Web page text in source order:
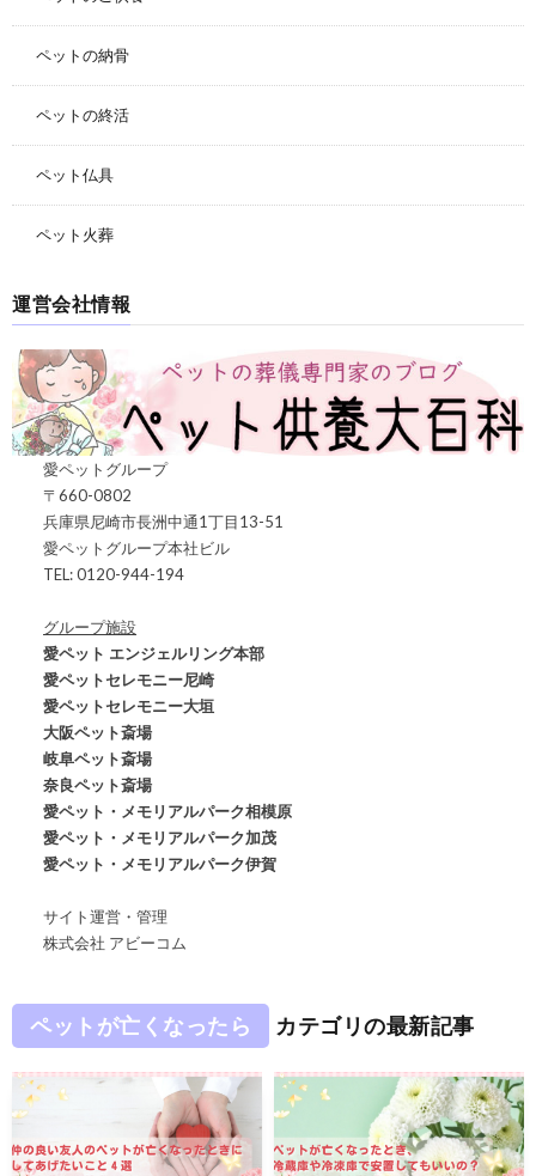
ペットの納骨
ペットの終活
ペット仏具
ペット火葬
運営会社情報
愛ペットグループ
〒660-0802
兵庫県尼崎市長洲中通1丁目13-51
愛ペットグループ本社ビル
TEL: 0120-944-194
グループ施設
愛ペット エンジェルリング本部
愛ペットセレモニー尼崎
愛ペットセレモニー大垣
大阪ペット斎場
岐阜ペット斎場
奈良ペット斎場
愛ペット・メモリアルパーク相模原
愛ペット・メモリアルパーク加茂
愛ペット・メモリアルパーク伊賀
サイト運営・管理
株式会社 アビーコム
ペットが亡くなったら カテゴリの最新記事